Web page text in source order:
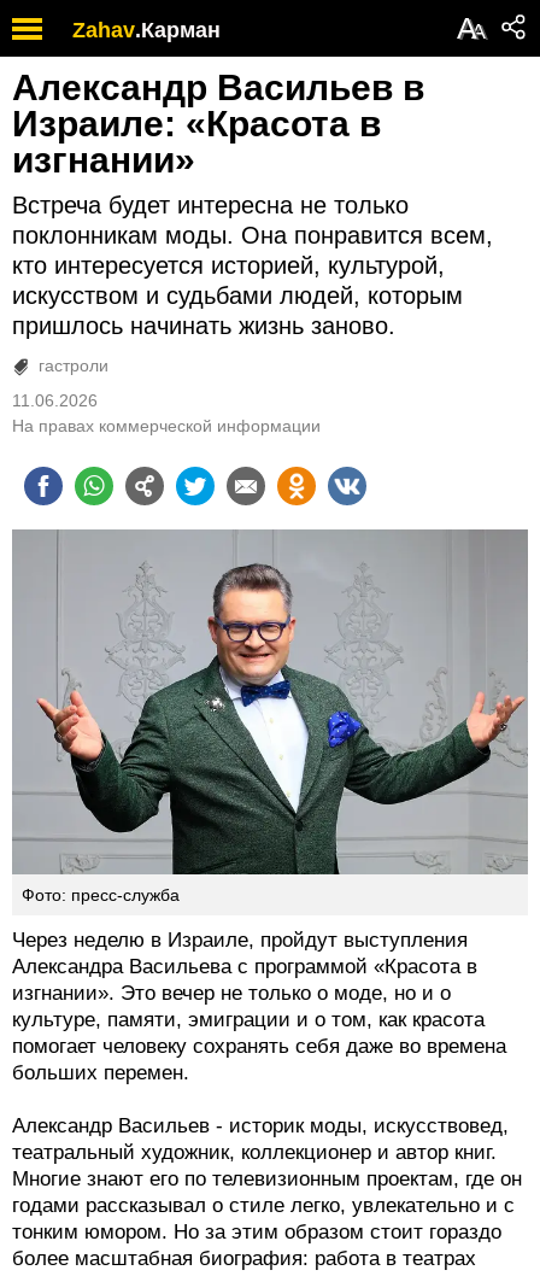
Zahav.Карман АА
Александр Васильев в
Израиле: «Красота в
изгнании»
Встреча будет интересна не только
поклонникам моды. Она понравится всем,
кто интересуется историей, культурой,
искусством и судьбами людей, которым
пришлось начинать жизнь заново.
гастроли
11.06.2026
На правах коммерческой информации
Фото: пресс-служба
Через неделю в Израиле, пройдут выступления
Александра Васильева с программой «Красота в
изгнании». Это вечер не только о моде, но и о
культуре, памяти, эмиграции и о том, как красота
помогает человеку сохранять себя даже во времена
больших перемен.
Александр Васильев - историк моды, искусствовед,
театральный художник, коллекционер и автор книг.
Многие знают его по телевизионным проектам, где он
годами рассказывал о стиле легко, увлекательно и с
тонким юмором. Но за этим образом стоит гораздо
более масштабная биография: работа в театрах